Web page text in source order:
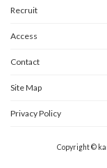
Recruit
Access
Contact
Site Map
Privacy Policy
Copyright ©